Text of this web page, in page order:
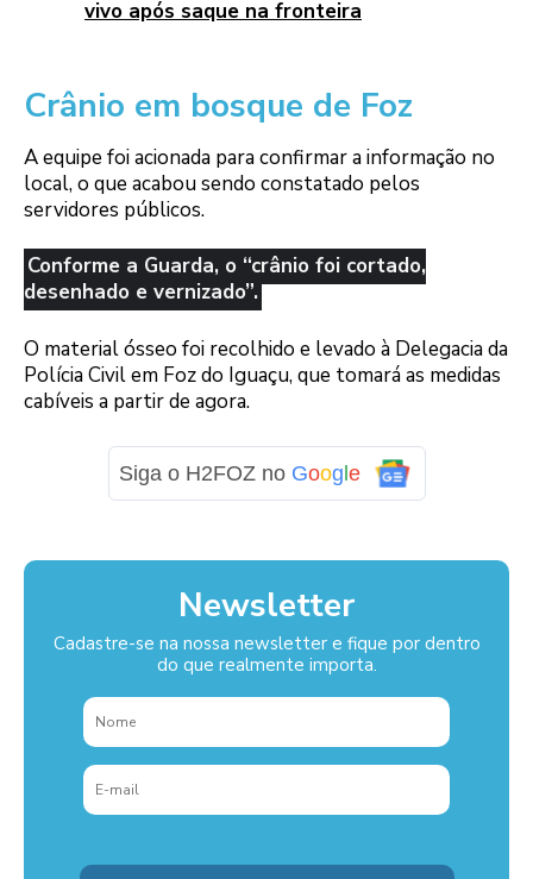
vivo após saque na fronteira
Crânio em bosque de Foz
A equipe foi acionada para confirmar a informação no
local, o que acabou sendo constatado pelos
servidores públicos.
Conforme a Guarda, o “crânio foi cortado,
desenhado e vernizado”.
O material ósseo foi recolhido e levado à Delegacia da
Polícia Civil em Foz do Iguaçu, que tomará as medidas
cabíveis a partir de agora.
Siga o H2FOZ no Google
Newsletter
Cadastre-se na nossa newsletter e fique por dentro
do que realmente importa.